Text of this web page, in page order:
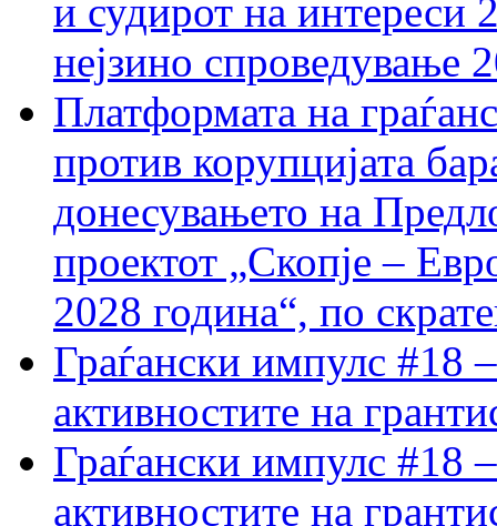
и судирот на интереси
нејзино спроведување
Платформата на
против корупцијата
донесувањето на
проектот „Скопје –
2028 година“, по
Граѓански импулс #18
активностите на
Граѓански импулс #18
активностите на